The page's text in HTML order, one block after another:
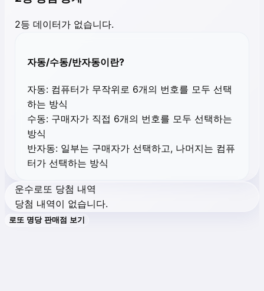
2등 데이터가 없습니다.
자동/수동/반자동이란?
자동: 컴퓨터가 무작위로 6개의 번호를 모두 선택
하는 방식
수동: 구매자가 직접 6개의 번호를 모두 선택하는
방식
반자동: 일부는 구매자가 선택하고, 나머지는 컴퓨
터가 선택하는 방식
운수로또 당첨 내역
당첨 내역이 없습니다.
로또 명당 판매점 보기